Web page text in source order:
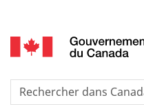
selection
Recherche